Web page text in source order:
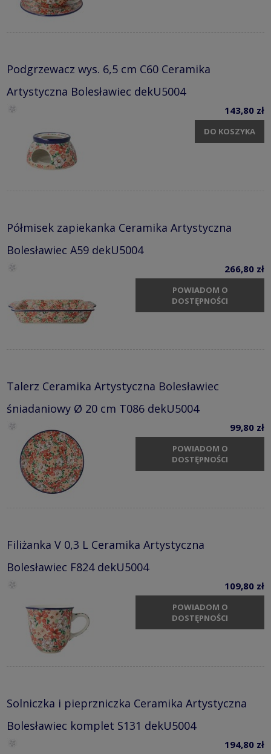
Podgrzewacz wys. 6,5 cm C60 Ceramika
Artystyczna Bolesławiec dekU5004
143,80 zł
DO KOSZYKA
Półmisek zapiekanka Ceramika Artystyczna
Bolesławiec A59 dekU5004
266,80 zł
POWIADOM O
DOSTĘPNOŚCI
Talerz Ceramika Artystyczna Bolesławiec
śniadaniowy Ø 20 cm T086 dekU5004
99,80 zł
POWIADOM O
DOSTĘPNOŚCI
Filiżanka V 0,3 L Ceramika Artystyczna
Bolesławiec F824 dekU5004
109,80 zł
POWIADOM O
DOSTĘPNOŚCI
Solniczka i pieprzniczka Ceramika Artystyczna
Bolesławiec komplet S131 dekU5004
194,80 zł